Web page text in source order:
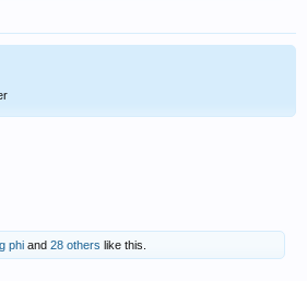
phi and 28 others like this.